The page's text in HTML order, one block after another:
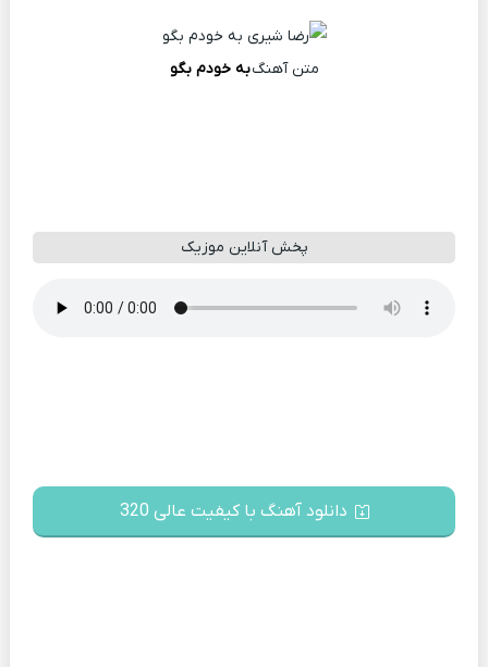
متن آهنگبه خودم بگو
پخش آنلاین موزیک
دانلود آهنگ با کیفیت عالی 320